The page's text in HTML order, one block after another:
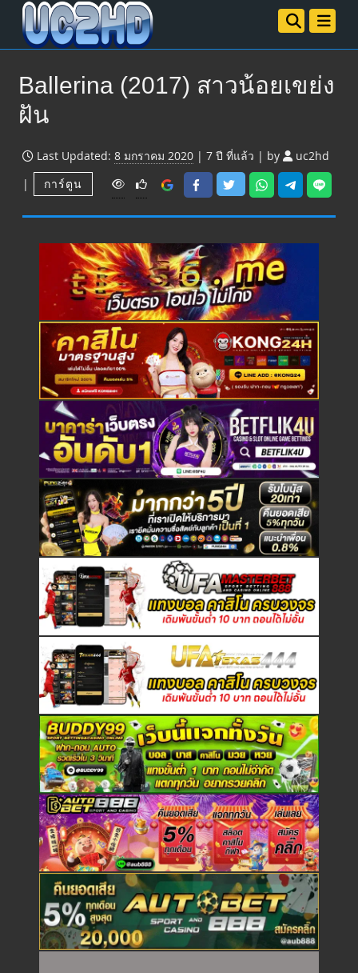
Ballerina (2017) สาวน้อยเขย่ง
ฝัน
Last Updated: 8 มกราคม 2020 | 7 ปี ที่แล้ว | by
uc2hd
|
การ์ตูน
V
w
s